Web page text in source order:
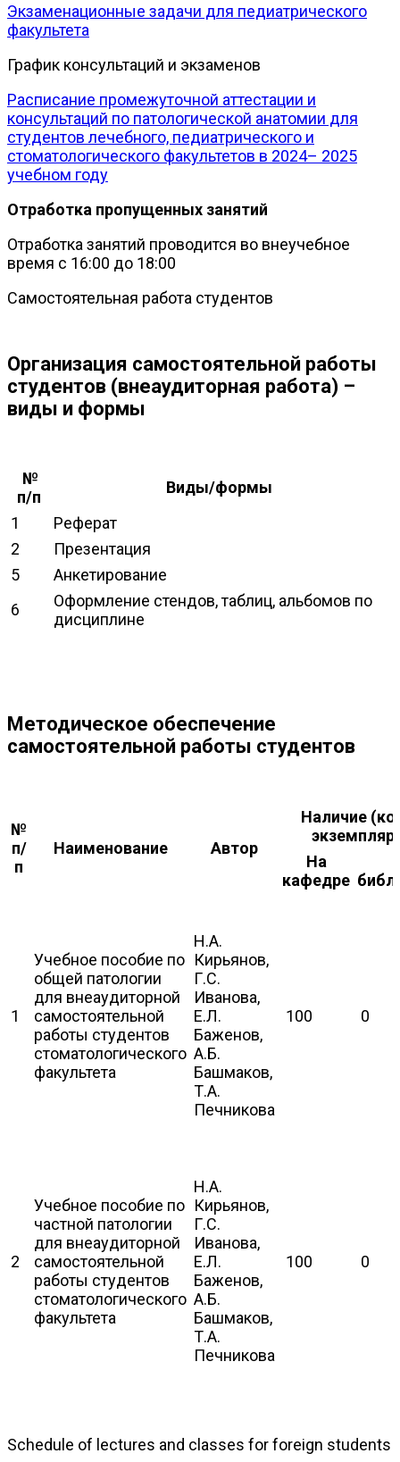
Экзаменационные задачи для педиатрического
факультета
График консультаций и экзаменов
Расписание промежуточной аттестации и
консультаций по патологической анатомии для
студентов лечебного, педиатрического и
стоматологического факультетов в 2024– 2025
учебном году
Отработка пропущенных занятий
Отработка занятий проводится во внеучебное
время с 16:00 до 18:00
Самостоятельная работа студентов
Организация самостоятельной работы
студентов (внеаудиторная работа) –
виды и формы
№
п/п
Виды/формы
1
Реферат
2
Презентация
5
Анкетирование
6
Оформление стендов, таблиц, альбомов по
дисциплине
Методическое обеспечение
самостоятельной работы студентов
№
п/
п
Наименование Автор
Наличие
На
кафедре
1
Учебное пособие по
общей патологии
для внеаудиторной
самостоятельной
работы студентов
стоматологического
факультета
Н.А.
Кирьянов,
Г.С.
Иванова,
Е.Л.
Баженов,
А.Б.
Башмаков,
Т.А.
Печникова
100 0
2
Учебное пособие по
частной патологии
для внеаудиторной
самостоятельной
работы студентов
стоматологического
факультета
Н.А.
Кирьянов,
Г.С.
Иванова,
Е.Л.
Баженов,
А.Б.
Башмаков,
Т.А.
Печникова
100 0
Schedule of lectures and classes for foreign students